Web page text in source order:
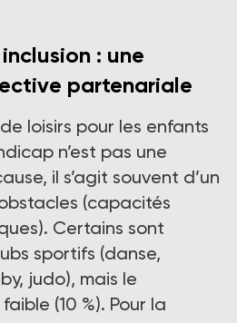
: une
partenariale
loisirs pour les enfants
n’est pas une
il s’agit souvent d’un
(capacités
Certains sont
sportifs (danse,
judo), mais le
(10 %). Pour la